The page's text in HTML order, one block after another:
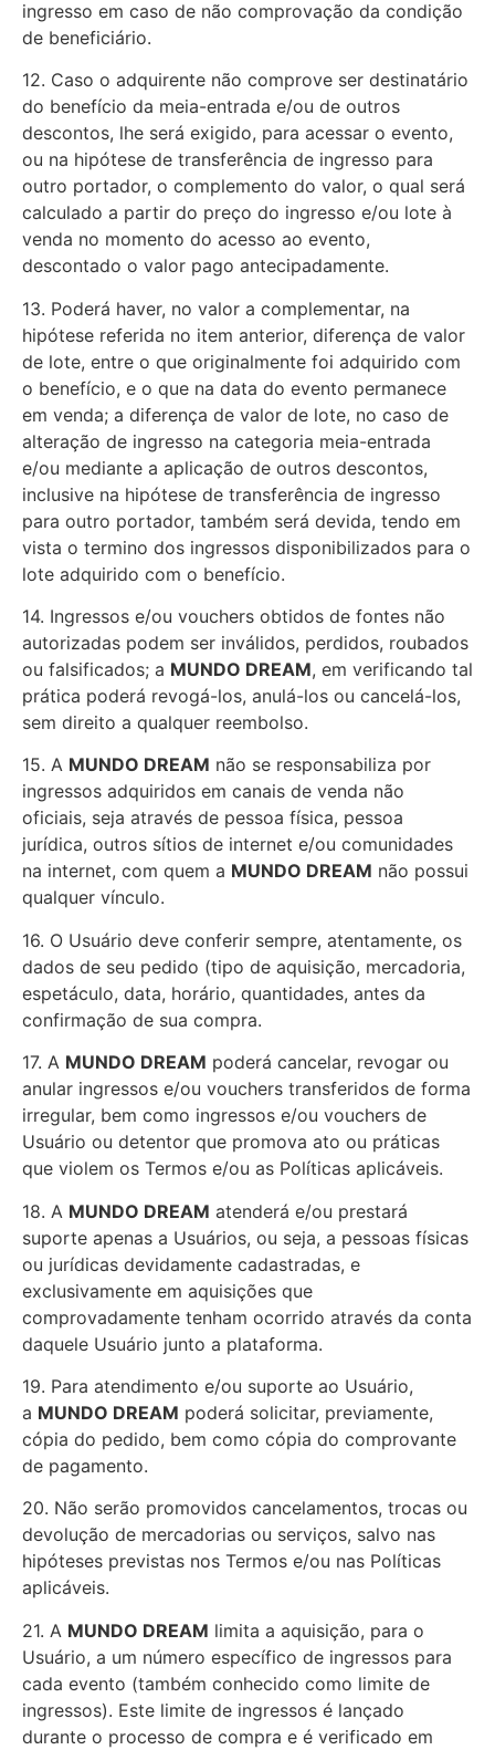
ingresso em caso de não comprovação da condição
de beneficiário.
12. Caso o adquirente não comprove ser destinatário
do benefício da meia-entrada e/ou de outros
descontos, lhe será exigido, para acessar o evento,
ou na hipótese de transferência de ingresso para
outro portador, o complemento do valor, o qual será
calculado a partir do preço do ingresso e/ou lote à
venda no momento do acesso ao evento,
descontado o valor pago antecipadamente.
13. Poderá haver, no valor a complementar, na
hipótese referida no item anterior, diferença de valor
de lote, entre o que originalmente foi adquirido com
o benefício, e o que na data do evento permanece
em venda; a diferença de valor de lote, no caso de
alteração de ingresso na categoria meia-entrada
e/ou mediante a aplicação de outros descontos,
inclusive na hipótese de transferência de ingresso
para outro portador, também será devida, tendo em
vista o termino dos ingressos disponibilizados para o
lote adquirido com o benefício.
14. Ingressos e/ou vouchers obtidos de fontes não
autorizadas podem ser inválidos, perdidos, roubados
ou falsificados; a MUNDO DREAM, em verificando tal
prática poderá revogá-los, anulá-los ou cancelá-los,
sem direito a qualquer reembolso.
15. A MUNDO DREAM não se responsabiliza por
ingressos adquiridos em canais de venda não
oficiais, seja através de pessoa física, pessoa
jurídica, outros sítios de internet e/ou comunidades
na internet, com quem a MUNDO DREAM não possui
qualquer vínculo.
16. O Usuário deve conferir sempre, atentamente, os
dados de seu pedido (tipo de aquisição, mercadoria,
espetáculo, data, horário, quantidades, antes da
confirmação de sua compra.
17. A MUNDO DREAM poderá cancelar, revogar ou
anular ingressos e/ou vouchers transferidos de forma
irregular, bem como ingressos e/ou vouchers de
Usuário ou detentor que promova ato ou práticas
que violem os Termos e/ou as Políticas aplicáveis.
18. A MUNDO DREAM atenderá e/ou prestará
suporte apenas a Usuários, ou seja, a pessoas físicas
ou jurídicas devidamente cadastradas, e
exclusivamente em aquisições que
comprovadamente tenham ocorrido através da conta
daquele Usuário junto a plataforma.
19. Para atendimento e/ou suporte ao Usuário,
a MUNDO DREAM poderá solicitar, previamente,
cópia do pedido, bem como cópia do comprovante
de pagamento.
20. Não serão promovidos cancelamentos, trocas ou
devolução de mercadorias ou serviços, salvo nas
hipóteses previstas nos Termos e/ou nas Políticas
aplicáveis.
21. A MUNDO DREAM limita a aquisição, para o
Usuário, a um número específico de ingressos para
cada evento (também conhecido como limite de
ingressos). Este limite de ingressos é lançado
durante o processo de compra e é verificado em